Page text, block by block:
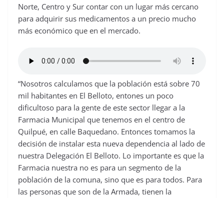
Norte, Centro y Sur contar con un lugar más cercano
para adquirir sus medicamentos a un precio mucho
más económico que en el mercado.
“Nosotros calculamos que la población está sobre 70
mil habitantes en El Belloto, entones un poco
dificultoso para la gente de este sector llegar a la
Farmacia Municipal que tenemos en el centro de
Quilpué, en calle Baquedano. Entonces tomamos la
decisión de instalar esta nueva dependencia al lado de
nuestra Delegación El Belloto. Lo importante es que la
Farmacia nuestra no es para un segmento de la
población de la comuna, sino que es para todos. Para
las personas que son de la Armada, tienen la